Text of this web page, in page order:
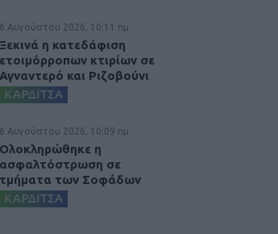
6 Αυγούστου 2026, 10:11 πμ
Ξεκινά η κατεδάφιση
ετοιμόρροπων κτιρίων σε
Αγναντερό και Ριζοβούνι
ΚΑΡΔΙΤΣΑ
6 Αυγούστου 2026, 10:09 πμ
Ολοκληρώθηκε η
ασφαλτόστρωση σε
τμήματα των Σοφάδων
ΚΑΡΔΙΤΣΑ